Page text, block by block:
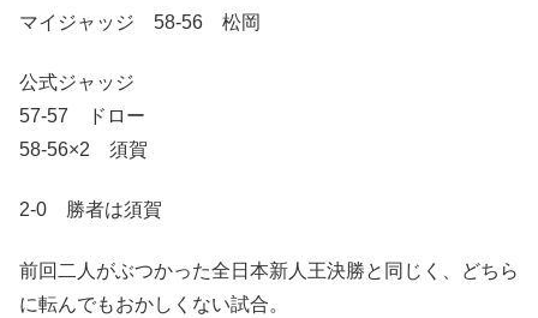
マイジャッジ 58-56 松岡
公式ジャッジ
57-57 ドロー
58-56×2 須賀
2-0 勝者は須賀
前回二人がぶつかった全日本新人王決勝と同じく、どちら
に転んでもおかしくない試合。